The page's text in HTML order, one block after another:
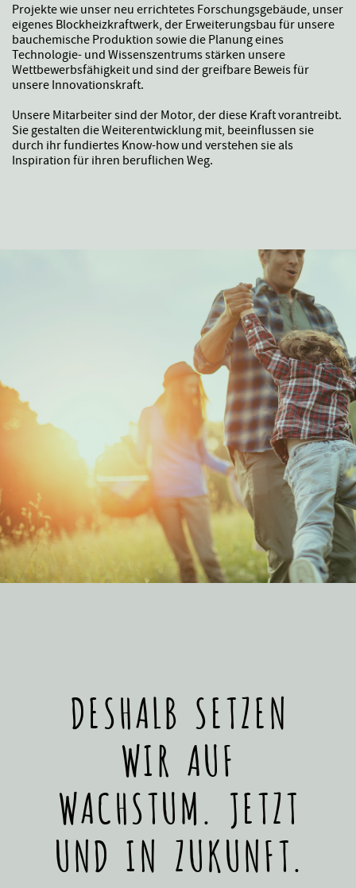
Projekte wie unser neu errichtetes Forschungsgebäude, unser
eigenes Blockheizkraftwerk, der Erweiterungsbau für unsere
bauchemische Produktion sowie die Planung eines
Technologie- und Wissenszentrums stärken unsere
Wettbewerbsfähigkeit und sind der greifbare Beweis für
unsere Innovationskraft.
Unsere Mitarbeiter sind der Motor, der diese Kraft vorantreibt.
Sie gestalten die Weiterentwicklung mit, beeinflussen sie
durch ihr fundiertes Know-how und verstehen sie als
Inspiration für ihren beruflichen Weg.
DESHALB SETZEN
WIR AUF
WACHSTUM. JETZT
UND IN ZUKUNFT.